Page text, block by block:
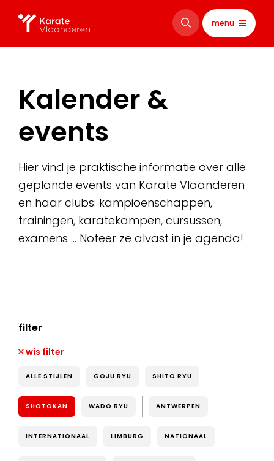
menu
Kalender &
events
Hier vind je praktische informatie over alle
geplande events van Karate Vlaanderen
en haar clubs: kampioenschappen,
trainingen, karatekampen, cursussen,
examens … Noteer ze alvast in je agenda!
filter
wis filter
ALLE STIJLEN GOJU RYU SHITO RYU
SHOTOKAN WADO RYU ANTWERPEN
INTERNATIONAAL LIMBURG NATIONAAL